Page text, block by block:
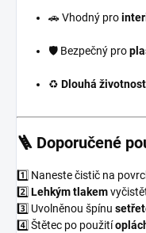
🚗 Vhodný pro
🛡️ Bezpečný pro
♻️ Dlouhá životnost
🪜 Doporučené
1️⃣ Naneste čistič na
2️⃣ Lehkým tlakem
3️⃣ Uvolněnou špínu
4️⃣ Štětec po použití